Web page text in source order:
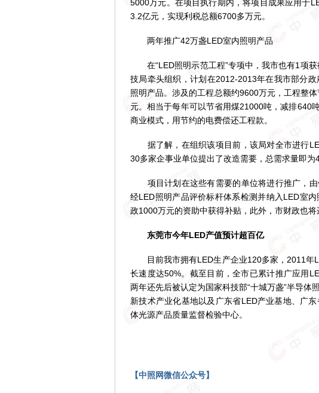
5000万元。在项目执行期内，将项目成果应用于
3.2亿元，实现利税总额6700多万元。
两年推广42万盏LED室内照明产品
在“LED照明示范工程”专项中，我市也有1项获
技局牵头组织，计划在2012-2013年在我市部分
照明产品。涉及的工程总额约9600万元，工程整
元。相当于每年可以节省用煤21000吨，减排640
商业模式，用节约的电费偿还工程款。
据了解，在组织该项目前，该局对全市进行
30多家企事业单位提出了改造需要，总需求量即为
项目计划在这些有需要的单位将进行推广，由
经LED照明产品评价标杆体系检测并纳入LED室
政1000万元的资助中获得补贴，此外，市财政也将
东莞市今年LED产值预计超百亿
目前我市拥有LED生产企业120多家，2011年
长速度达50%。截至目前，全市已累计推广应用
两年还先后被认定为国家科技部“十城万盏”半导体
新技术产业化基地以及广东省LED产业基地、广
体光源产品质量监督检验中心。
【中照网微信公众号】